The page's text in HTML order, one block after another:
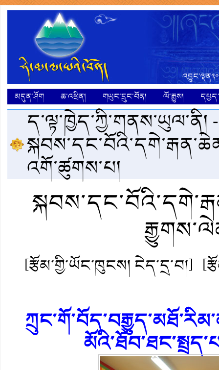
མདུན་ཤོག
ཆ་འཕྲིན། གཡུང་དྲུང་བོན། ལོ་རྒྱུས།
ད་ལྟ་ཁྱེད་ཀྱི་གནས་ཡུལ་ནི།
འགོ་ཚུགས་པ།
[རྩོམ་གྱི་ཡོང་ཁུངས། ངེད་དྲ་བ།]